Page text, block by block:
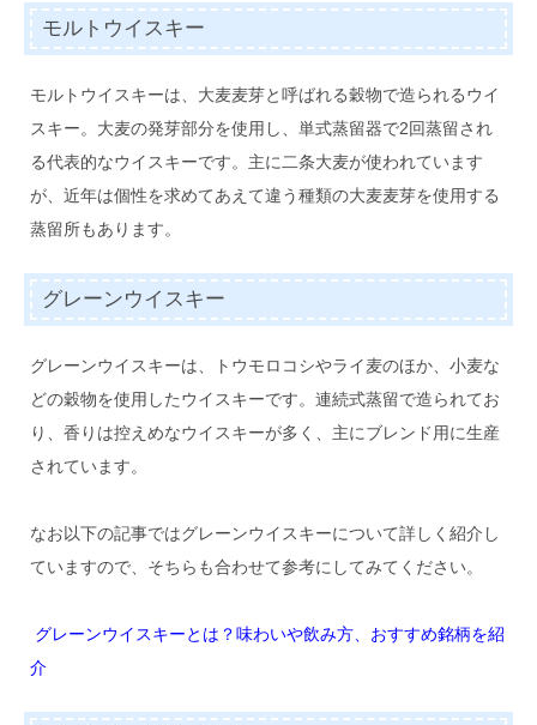
モルトウイスキー
モルトウイスキーは、大麦麦芽と呼ばれる穀物で造られるウイ
スキー。大麦の発芽部分を使用し、単式蒸留器で2回蒸留され
る代表的なウイスキーです。主に二条大麦が使われています
が、近年は個性を求めてあえて違う種類の大麦麦芽を使用する
蒸留所もあります。
グレーンウイスキー
グレーンウイスキーは、トウモロコシやライ麦のほか、小麦な
どの穀物を使用したウイスキーです。連続式蒸留で造られてお
り、香りは控えめなウイスキーが多く、主にブレンド用に生産
されています。
なお以下の記事ではグレーンウイスキーについて詳しく紹介し
ていますので、そちらも合わせて参考にしてみてください。
グレーンウイスキーとは？味わいや飲み方、おすすめ銘柄を紹
介